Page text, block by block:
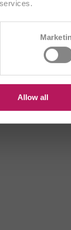
Allow all
CH/FR
HU
US